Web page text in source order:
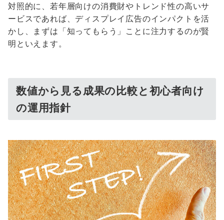
対照的に、若年層向けの消費財やトレンド性の高いサ
ービスであれば、ディスプレイ広告のインパクトを活
かし、まずは「知ってもらう」ことに注力するのが賢
明といえます。
数値から見る成果の比較と初心者向け
の運用指針